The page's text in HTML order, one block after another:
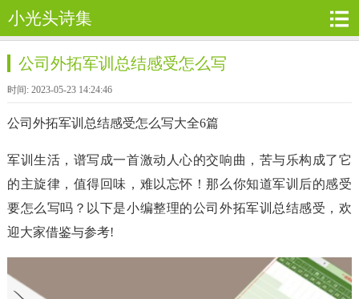
小光头诗集
公司外拓军训总结感受怎么写
时间: 2023-05-23 14:24:46
公司外拓军训总结感受怎么写大全6篇
军训生活，谱写成一首激动人心的交响曲，苦与乐构成了它
的主旋律，值得回味，难以忘怀！那么你知道军训后的感受
要怎么写吗？以下是小编整理的公司外拓军训总结感受，欢
迎大家借鉴与参考!